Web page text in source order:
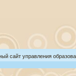
сайт управления